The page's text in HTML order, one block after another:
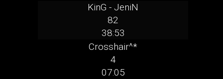
KinG - JeniN
82
38:53
Crosshair^*
4
07:05